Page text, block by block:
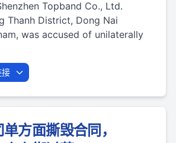
Topband Co., Ltd.
Thanh District, Dong Nai
was accused of unilaterally
接
方面撕毁合同，